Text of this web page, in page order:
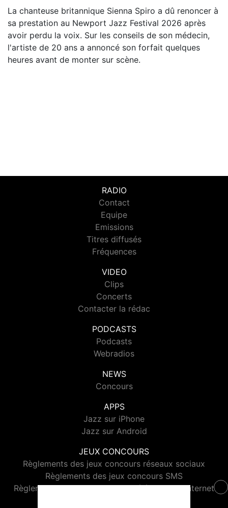
La chanteuse britannique Sienna Spiro a dû renoncer à
sa prestation au Newport Jazz Festival 2026 après
avoir perdu la voix. Sur les conseils de son médecin,
l'artiste de 20 ans a annoncé son forfait quelques
heures avant de monter sur scène.
RADIO
Contact
Equipe
Emissions
Titres diffusés
Fréquences
VIDEO
Clips
Concerts
Contacter la rédac
PODCASTS
Podcasts
Webradios
NEWS
Concours
APPS
Jazz sur iPhone
Jazz sur Android
JEUX CONCOURS
Règlements des jeux concours réseaux sociaux
Règlements des jeux concours SMS
Règlements des jeux concours téléphone et internet